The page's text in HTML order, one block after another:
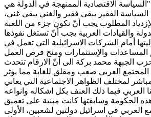
الاقتصادية الممنهجة في الدولة هي
الفقير يبقى فقير والغني يبقى غني،
المطلوب يجب أنّ نكون جزء من اللعبة
والقيادات العربية يجب أنّ تستغل نفوذها
أمام الشركات الاسرائيلية التي تعمل في
الجبهة محمد بركة الى أنّ الارقام تتحدث
العربي صعب ومقلق للغاية مما يؤثر
لمختلف الظواهر الاجتماعية التي يعاني
الحكومة وسابقتها كانت مبنية على تعميق
العربي في اسرائيل دولتين لشعبين، الأولى